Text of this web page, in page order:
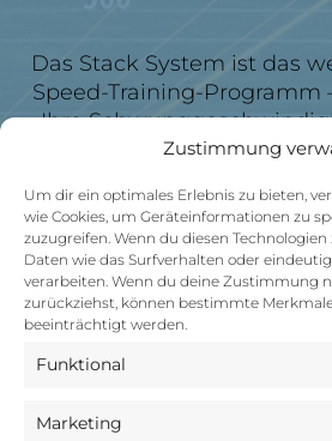
Zustimmung
Um dir ein optimales Erlebnis zu bieten,
wie Cookies, um Geräteinformationen zu
zuzugreifen. Wenn du diesen
Daten wie das Surfverhalten oder
verarbeiten. Wenn du deine Zustimmung
zurückziehst, können bestimmte
beeinträchtigt werden.
Funktional
Marketing
Das Stack System ist das
Speed-Training-Programm
Ihre
messbar zu steigern.
Annäherungen und
zertifizierter Stack-Trainer
durch ein individuelles
Ihre Stärken und Ziele
eigenes Ergebnis: von 93